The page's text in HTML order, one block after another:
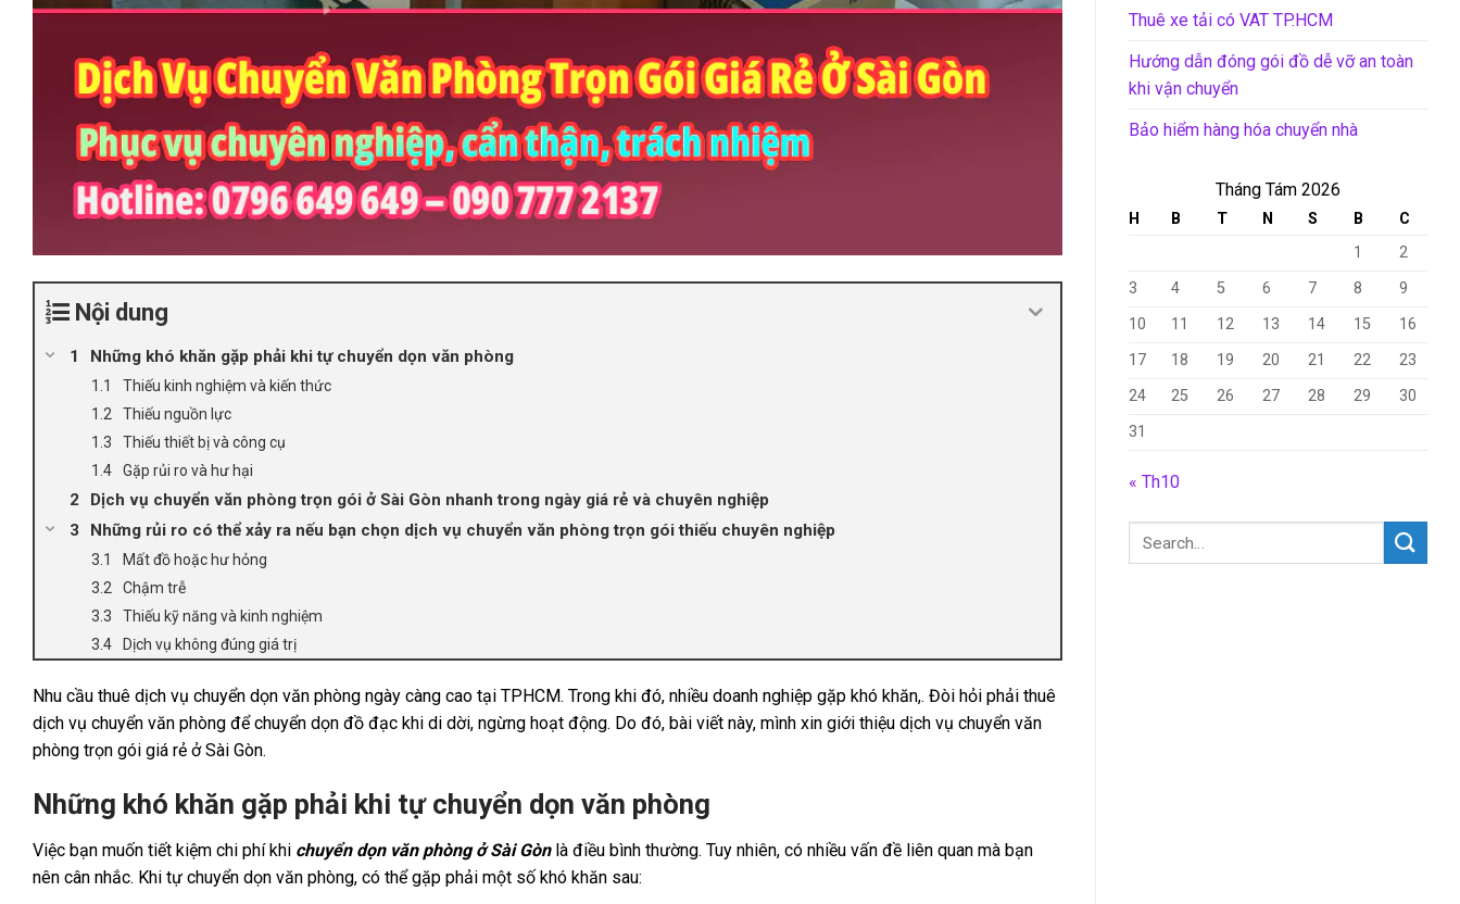
Nội dung
Những khó khăn gặp phải khi tự chuyển dọn văn phòng
Thiếu kinh nghiệm và kiến thức
Thiếu nguồn lực
Thiếu thiết bị và công cụ
Gặp rủi ro và hư hại
Dịch vụ chuyển văn phòng trọn gói ở Sài Gòn nhanh trong ngày giá rẻ và chuyên nghiệp
Những rủi ro có thể xảy ra nếu bạn chọn dịch vụ chuyển văn phòng trọn gói thiếu chuyên nghiệp
Mất đồ hoặc hư hỏng
Chậm trễ
Thiếu kỹ năng và kinh nghiệm
Dịch vụ không đúng giá trị
Nhu cầu thuê dịch vụ chuyển dọn văn phòng ngày càng cao tại TPHCM. Trong khi đó, nhiều doanh nghiệp gặp khó khăn,. Đòi hỏi phải thuê
dịch vụ chuyển văn phòng để chuyển dọn đồ đạc khi di dời, ngừng hoạt động. Do đó, bài viết này, mình xin giới thiệu dịch vụ chuyển văn
phòng trọn gói giá rẻ ở Sài Gòn.
Những khó khăn gặp phải khi tự chuyển dọn văn phòng
Việc bạn muốn tiết kiệm chi phí khi chuyển dọn văn phòng ở Sài Gònlà điều bình thường. Tuy nhiên, có nhiều vấn đề liên quan mà bạn
nên cân nhắc. Khi tự chuyển dọn văn phòng, có thể gặp phải một số khó khăn sau:
Thuê xe tải có VAT TP.HCM
Hướng dẫn đóng gói đồ dễ vỡ an toàn
khi vận chuyển
Bảo hiểm hàng hóa chuyển nhà
Tháng Tám 2026
H B T N S B
C
1
2
3
4 5 6 7 8
9
10
11 12 13 14 15
16
17
18 19 20 21 22
23
24
25 26 27 28 29
30
31
« Th10